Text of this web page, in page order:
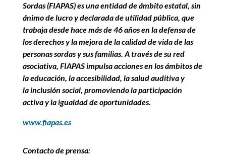
Sordas (FIAPAS) es una entidad de ámbito estatal, sin
ánimo de lucro y declarada de utilidad pública, que
trabaja desde hace más de 46 años en la defensa de
los derechos y la mejora de la calidad de vida de las
personas sordas y sus familias. A través de su red
asociativa, FIAPAS impulsa acciones en los ámbitos de
la educación, la accesibilidad, la salud auditiva y
la inclusión social, promoviendo la participación
activa y la igualdad de oportunidades.
www.fiapas.es
Contacto de prensa: